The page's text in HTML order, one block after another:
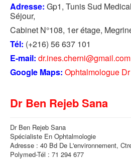
Adresse: Gp1, Tunis Sud
Séjour,
Cabinet N°108, 1er étage,
Tél: (+216) 56 637 101
E-mail: dr.ines.cherni@gmail.com
Google Maps: Ophtalmologue
Dr Ben Rejeb Sana
Dr Ben Rejeb Sana
Spécialiste En Ophtalmologie
Adresse : 40 Bd De L'environnement,
Polymed-Tél : 71 294 677